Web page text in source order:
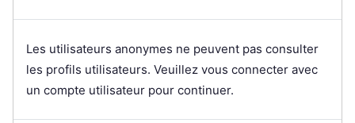
Les utilisateurs anonymes ne peuvent pas consulter
les profils utilisateurs. Veuillez vous connecter avec
un compte utilisateur pour continuer.